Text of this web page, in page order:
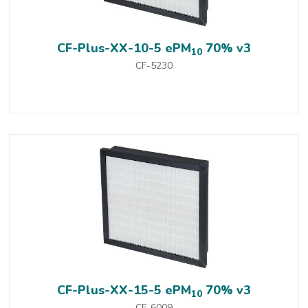
CF-Plus-XX-10-5 ePM10 70% v3
CF-5230
CF-Plus-XX-15-5 ePM10 70% v3